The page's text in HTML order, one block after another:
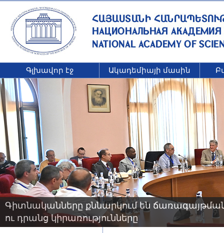
Գլխավոր էջ Ակադեմիայի մասին
Գիտնականները քննարկում են
ու դրանց կիրառությունները